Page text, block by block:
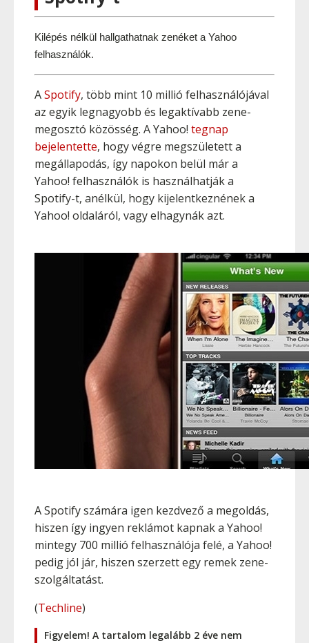
Kilépés nélkül hallgathatnak zenéket a Yahoo
felhasználók.
ASpotify, több mint 10 millió felhasználójával
az egyik legnagyobb és legaktívabb zene-
megosztó közösség. A Yahoo! tegnap
bejelentette, hogy végre megszületett a
megállapodás, így napokon belül már a
Yahoo! felhasználók is használhatják a
Spotify-t, anélkül, hogy kijelentkeznének a
Yahoo! oldaláról, vagy elhagynák azt.
A Spotify számára igen kezdvező a megoldás,
hiszen így ingyen reklámot kapnak a Yahoo!
mintegy 700 millió felhasználója felé, a Yahoo!
pedig jól jár, hiszen szerzett egy remek zene-
szolgáltatást.
(Techline)
Figyelem! A tartalom legalább 2 éve nem